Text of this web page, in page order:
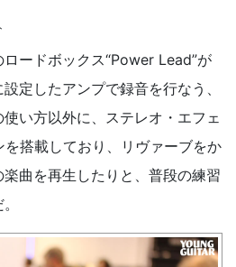
ードボックス“Power Lead”が
定したアンプで録音を行なう、
い方以外に、ステレオ・エフェ
搭載しており、リヴァーブをか
曲を再生したりと、普段の練習